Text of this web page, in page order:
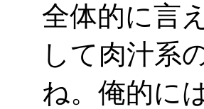
全体的に言
して肉汁系
ね。俺的に